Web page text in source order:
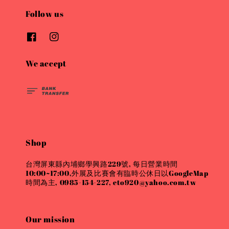
Follow us
We accept
Shop
台灣屏東縣內埔鄉學興路229號, 每日營業時間
10:00~17:00,外展及比賽會有臨時公休日以GoogleMap
時間為主, 0985-154-227, eto920@yahoo.com.tw
Our mission